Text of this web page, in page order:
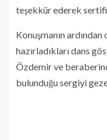
teşekkür ederek
Konuşmanın
hazırladıkları dans
Özdemir ve
bulunduğu sergiyi